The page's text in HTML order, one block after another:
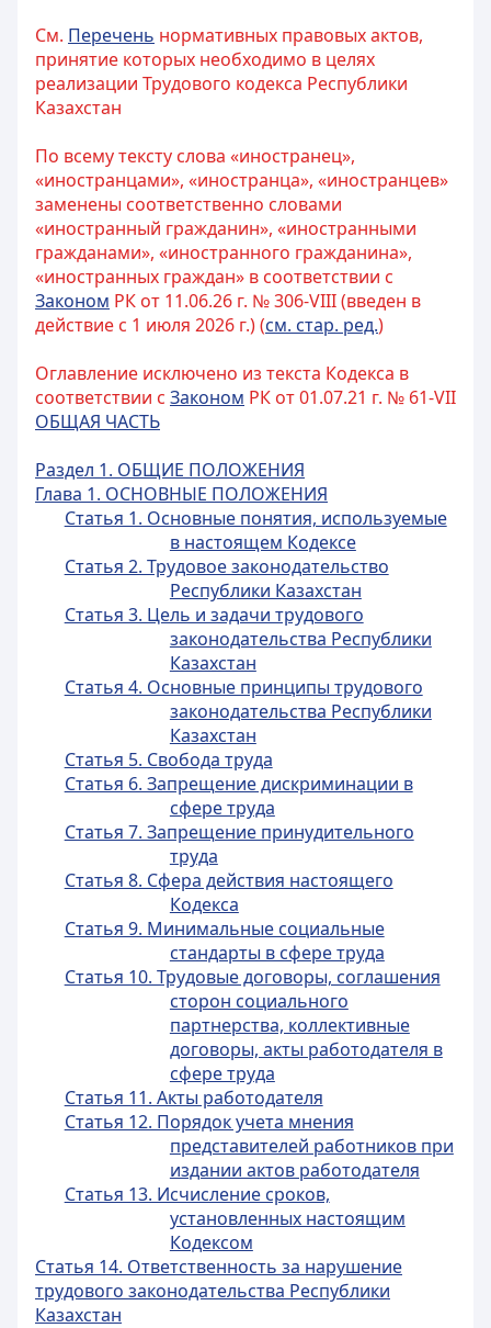
См. Перечень нормативных правовых актов,
принятие которых необходимо в целях
реализации Трудового кодекса Республики
Казахстан
По всему тексту слова «иностранец»,
«иностранцами», «иностранца», «иностранцев»
заменены соответственно словами
«иностранный гражданин», «иностранными
гражданами», «иностранного гражданина»,
«иностранных граждан» в соответствии с
Законом РК от 11.06.26 г. № 306-VIII (введен в
действие с 1 июля 2026 г.) (см. стар. ред.)
Оглавление исключено из текста Кодекса в
соответствии с Законом РК от 01.07.21 г. № 61-VII
ОБЩАЯ ЧАСТЬ
Раздел 1. ОБЩИЕ ПОЛОЖЕНИЯ
Глава 1. ОСНОВНЫЕ ПОЛОЖЕНИЯ
Статья 1. Основные понятия, используемые
в настоящем Кодексе
Статья 2. Трудовое законодательство
Республики Казахстан
Статья 3. Цель и задачи трудового
законодательства Республики
Казахстан
Статья 4. Основные принципы трудового
законодательства Республики
Казахстан
Статья 5. Свобода труда
Статья 6. Запрещение дискриминации в
сфере труда
Статья 7. Запрещение принудительного
труда
Статья 8. Сфера действия настоящего
Кодекса
Статья 9. Минимальные социальные
стандарты в сфере труда
Статья 10. Трудовые договоры, соглашения
сторон социального
партнерства, коллективные
договоры, акты работодателя в
сфере труда
Статья 11. Акты работодателя
Статья 12. Порядок учета мнения
представителей работников при
издании актов работодателя
Статья 13. Исчисление сроков,
установленных настоящим
Кодексом
Статья 14. Ответственность за нарушение
трудового законодательства Республики
Казахстан